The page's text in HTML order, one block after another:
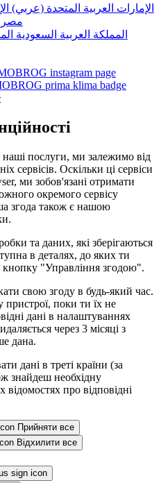
послуги, ми залежимо від
сервісів. Оскільки ці сервіси
ми зобов'язані отримати
окремого сервісу
згода також є нашою
та даних, які зберігаються
в деталях, до яких ти
"Управління згодою".
свою згоду в будь-який час.
пристрої, поки ти їх не
дані в налаштуваннях
через 3 місяці з
дана.
дані в треті країни (за
необхідну
про відповідні
Прийняти все
Відхилити все